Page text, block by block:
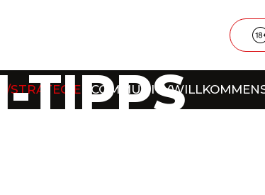
STRATEGIEN COMMUNITY
TIPPS